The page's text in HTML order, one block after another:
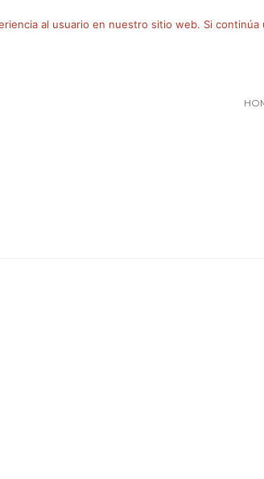
al usuario en nuestro sitio web. Si